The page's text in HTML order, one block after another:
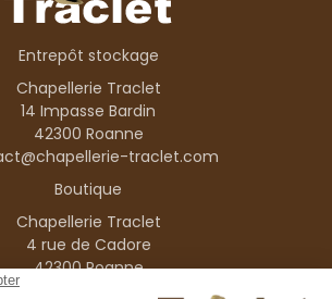
Entrepôt stockage
Chapellerie Traclet
14 Impasse Bardin
42300 Roanne
traclet.com
Boutique
Chapellerie Traclet
4 rue de Cadore
42300 Roanne